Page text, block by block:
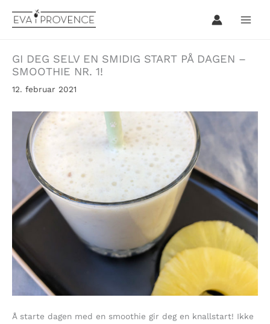
rett
GI DEG SELV EN SMIDIG START PÅ DAGEN –
SMOOTHIE NR. 1!
12. februar 2021
Å starte dagen med en smoothie gir deg en knallstart! Ikke